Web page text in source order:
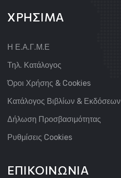
ΧΡΗΣΙΜΑ
Η Ε.Α.Γ.Μ.Ε
Τηλ. Κατάλογος
Όροι Χρήσης & Cookies
Κατάλογος Βιβλίων & Εκδόσεων
Δήλωση Προσβασιμότητας
Ρυθμίσεις Cookies
ΕΠΙΚΟΙΝΩΝΙΑ